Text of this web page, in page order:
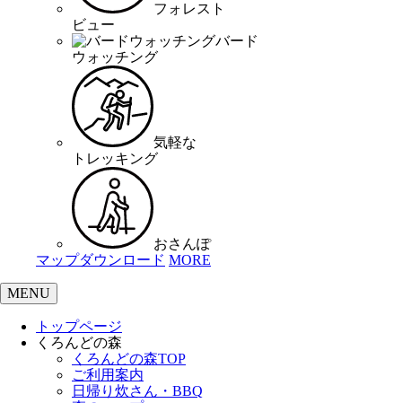
フォレスト
ビュー
バード
ウォッチング
気軽な
トレッキング
おさんぽ
マップダウンロード MORE
MENU
トップページ
くろんどの森
くろんどの森TOP
ご利用案内
日帰り炊さん・BBQ